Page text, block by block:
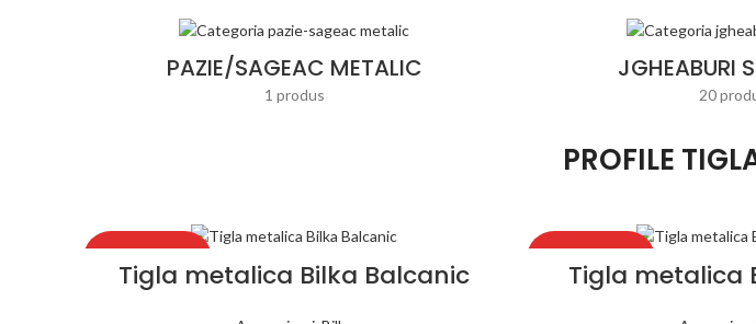
PAZIE/SAGEAC METALIC
1 produs
JGHEABURI
20
PROFILE
Tigla metalica Bilka Balcanic Tigla metalica